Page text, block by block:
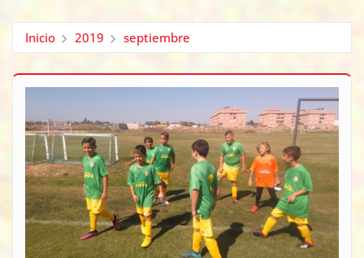
Inicio 2019 septiembre